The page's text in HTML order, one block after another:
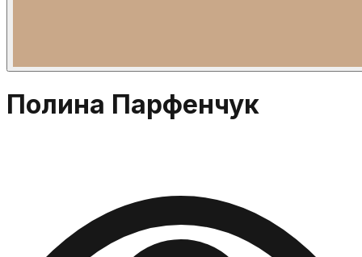
Полина Парфенчук